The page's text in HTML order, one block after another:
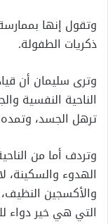
وتقول إنها
ذكريات الطفولة.
وترى سليمان أن
الناحية النفسية
ترهل الجسد، وتمده
وتردف أما من
الهدوء
والأكسجين
التي هي خير دواء